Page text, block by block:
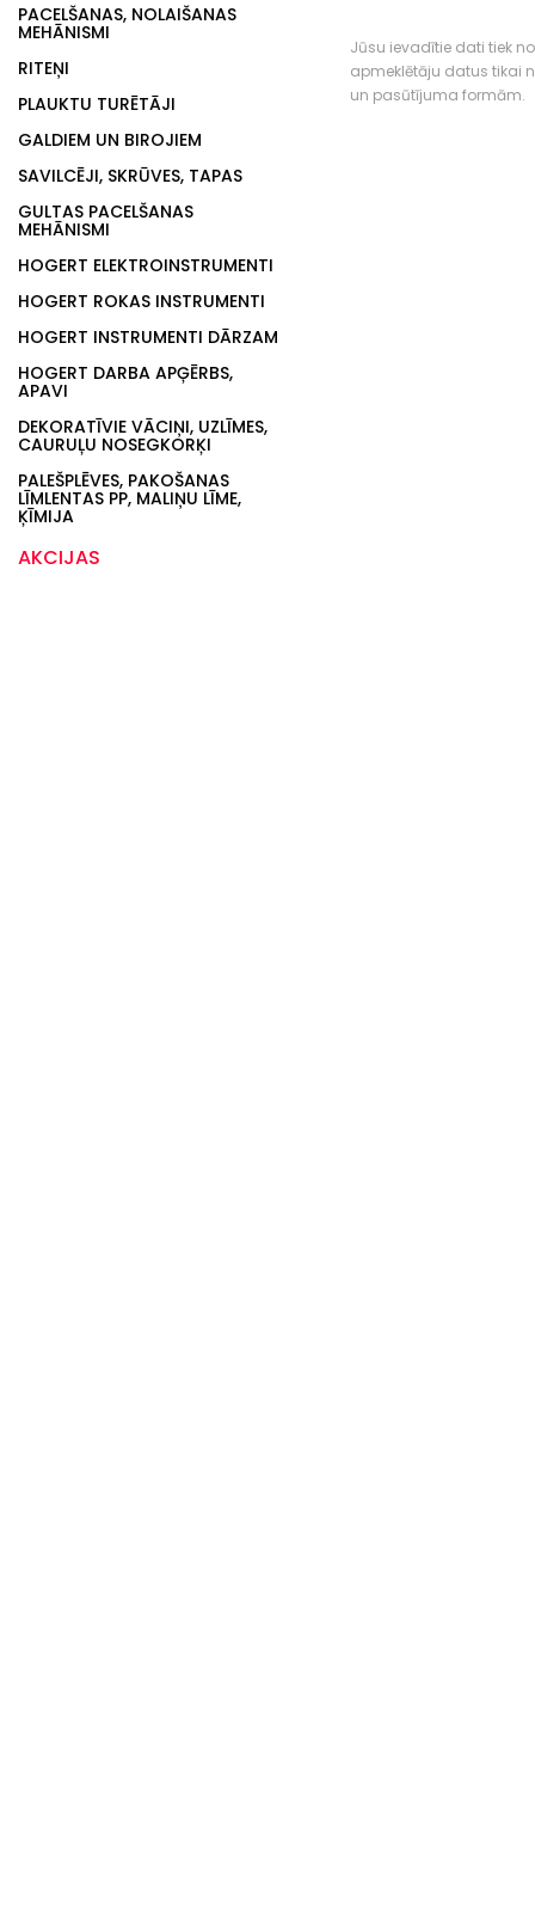
PACELŠANAS, NOLAIŠANAS
MEHĀNISMI
RITEŅI
PLAUKTU TURĒTĀJI
GALDIEM UN BIROJIEM
SAVILCĒJI, SKRŪVES, TAPAS
GULTAS PACELŠANAS
MEHĀNISMI
HOGERT ELEKTROINSTRUMENTI
HOGERT ROKAS INSTRUMENTI
HOGERT INSTRUMENTI DĀRZAM
HOGERT DARBA APĢĒRBS,
APAVI
DEKORATĪVIE VĀCIŅI, UZLĪMES,
CAURUĻU NOSEGKORĶI
PALEŠPLĒVES, PAKOŠANAS
LĪMLENTAS PP, MALIŅU LĪME,
ĶĪMIJA
AKCIJAS
Jūsu ievadītie dati tiek
apmeklētāju datus tikai
un pasūtījuma formām.